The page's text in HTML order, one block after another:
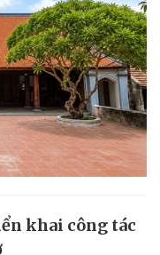
khai công tác